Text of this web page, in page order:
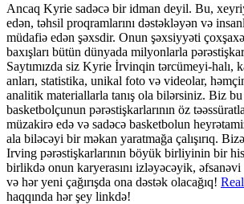
Ancaq Kyrie sadəcə bir idman deyil. Bu,
edən, təhsil proqramlarını dəstəkləyən və
müdafiə edən şəxsdir. Onun şəxsiyyəti
baxışları bütün dünyada milyonlarla
Saytımızda siz Kyrie İrvinqin tərcümeyi-halı,
anları, statistika, unikal foto və videolar,
analitik materiallarla tanış ola bilərsiniz. Biz
basketbolçunun pərəstişkarlarının öz
müzakirə edə və sadəcə basketbolun
ala biləcəyi bir məkan yaratmağa çalışırıq.
Irving pərəstişkarlarının böyük birliyinin bir
birlikdə onun karyerasını izləyəcəyik, əfsanəvi
və hər yeni çağırışda ona dəstək olacağıq!
haqqında hər şey linkdə!